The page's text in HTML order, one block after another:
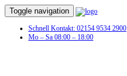
Toggle navigation
Schnell Kontakt: 02154 9534 2900
Mo – Sa 08:00 – 18:00